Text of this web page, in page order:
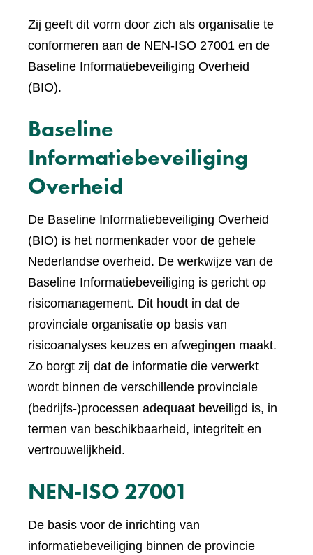
Zij geeft dit vorm door zich als organisatie te
conformeren aan de NEN-ISO 27001 en de
Baseline Informatiebeveiliging Overheid
(BIO).
Baseline
Informatiebeveiliging
Overheid
De Baseline Informatiebeveiliging Overheid
(BIO) is het normenkader voor de gehele
Nederlandse overheid. De werkwijze van de
Baseline Informatiebeveiliging is gericht op
risicomanagement. Dit houdt in dat de
provinciale organisatie op basis van
risicoanalyses keuzes en afwegingen maakt.
Zo borgt zij dat de informatie die verwerkt
wordt binnen de verschillende provinciale
(bedrijfs-)processen adequaat beveiligd is, in
termen van beschikbaarheid, integriteit en
vertrouwelijkheid.
NEN-ISO 27001
De basis voor de inrichting van
informatiebeveiliging binnen de provincie